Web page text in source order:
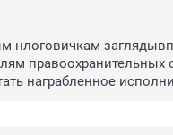
нлоговичкам
правоохранительных
награбленное